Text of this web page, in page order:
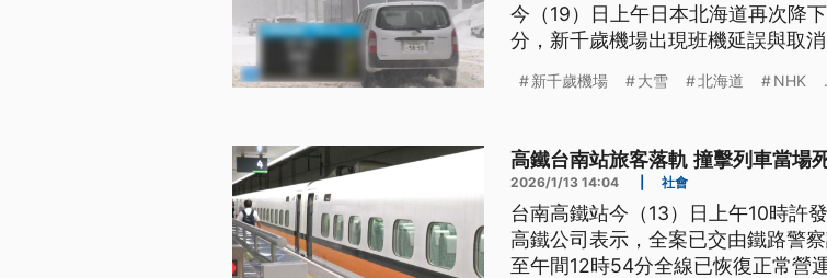
今（19）日上午日本北海道再次降
分，新千歲機場出現班機延誤與取
新千歲機場 大雪 北海道 NHK
高鐵台南站旅客落軌 撞擊列車當場
2026/1/13 14:04 社會
台南高鐵站今（13）日上午10時許
高鐵公司表示，全案已交由鐵路警
至午間12時54分全線已恢復正常營